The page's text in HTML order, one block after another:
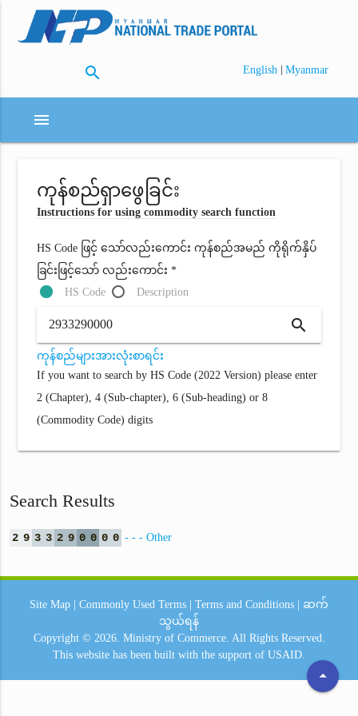
search English | Myanmar
menu
ကုန်စည်ရှာဖွေခြင်း
Instructions for using commodity search function
HS Code ဖြင့် သော်လည်းကောင်း ကုန်စည်အမည် ကိုရိုက်နှိပ်
ခြင်းဖြင့်သော် လည်းကောင်း *
HS Code
Description
search
ကုန်စည်များအားလုံးစာရင်း
If you want to search by HS Code (2022 Version) please enter
2 (Chapter), 4 (Sub-chapter), 6 (Sub-heading) or 8
(Commodity Code) digits
Search Results
2 9 3 3 2 9 0 0 0 0 - - - Other
arrow_drop_up
Site Map Commonly Used Terms Terms and Conditions
ဆက်
သွယ်ရန်
Copyright © 2026. Ministry of Commerce. All Rights Reserved.
This website has been built with the support of USAID.